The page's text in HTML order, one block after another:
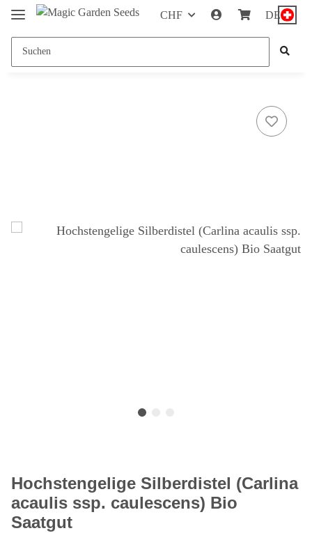
CHF DE
Hochstengelige Silberdistel (Carlina
acaulis ssp. caulescens) Bio
Saatgut